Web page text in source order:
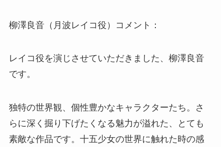
柳澤良音（月波レイコ役）コメント：
レイコ役を演じさせていただきました、柳澤良音
です。
独特の世界観、個性豊かなキャラクターたち。さ
らに深く掘り下げたくなる魅力が溢れた、とても
素敵な作品です。十五少女の世界に触れた時の感